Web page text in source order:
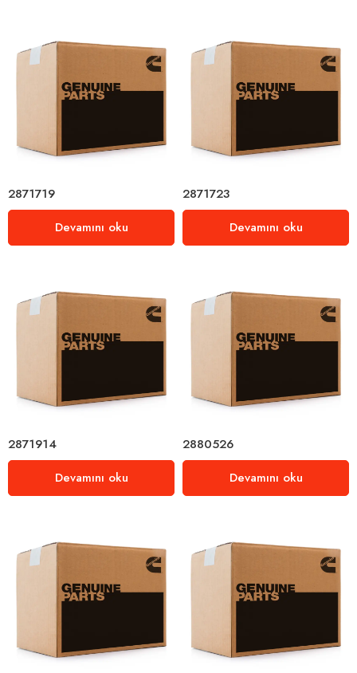
2871719
Devamını oku
2871723
Devamını oku
2871914
Devamını oku
2880526
Devamını oku